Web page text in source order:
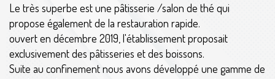
Le très superbe est une pâtisserie /salon de thé qui
propose également de la restauration rapide.
ouvert en décembre 2019, l'établissement proposait
exclusivement des pâtisseries et des boissons.
Suite au confinement nous avons développé une gamme de